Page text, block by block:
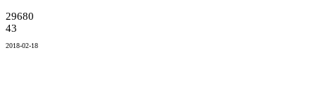
29680
43
2018-02-18